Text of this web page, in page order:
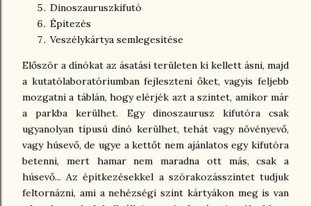
Dinoszauruszkifutó
Építezés
Veszélykártya semlegesítése
Először a dínókat az ásatási területen ki kellett ásni, majd
a kutatólaboratóriumban fejleszteni őket, vagyis feljebb
mozgatni a táblán, hogy elérjék azt a szintet, amikor már
a parkba kerülhet. Egy dinoszaurusz kifutóra csak
ugyanolyan típusú dínó kerülhet, tehát vagy növényevő,
vagy húsevő, de ugye a kettőt nem ajánlatos egy kifutóra
betenni, mert hamar nem maradna ott más, csak a
húsevő... Az építkezésekkel a szórakozásszintet tudjuk
feltornázni, ami a nehézségi szint kártyákon meg is van